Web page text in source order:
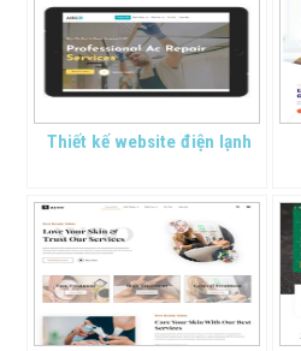
Thiết kế website điện lạnh